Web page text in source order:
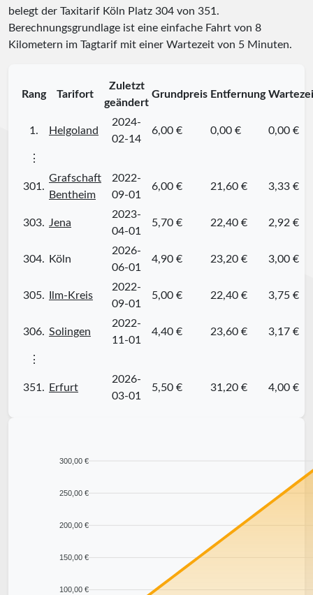
belegt der Taxitarif Köln Platz 304 von 351.
Berechnungsgrundlage ist eine einfache Fahrt von 8
Kilometern im Tagtarif mit einer Wartezeit von 5 Minuten.
Rang Tarifort
Zuletzt
geändert
Grundpreis Entfernung
1. Helgoland
2024-
02-14
6,00 € 0,00 € 0,00 €
⋮
301.
Grafschaft
Bentheim
2022-
09-01
6,00 € 21,60 € 3,33 €
303. Jena
2023-
04-01
5,70 € 22,40 € 2,92 €
304. Köln
2026-
06-01
4,90 € 23,20 € 3,00 €
305. Ilm-Kreis
2022-
09-01
5,00 € 22,40 € 3,75 €
306. Solingen
2022-
11-01
4,40 € 23,60 € 3,17 €
⋮
351. Erfurt
2026-
03-01
5,50 € 31,20 € 4,00 €
300,00 €
250,00 €
200,00 €
150,00 €
100,00 €